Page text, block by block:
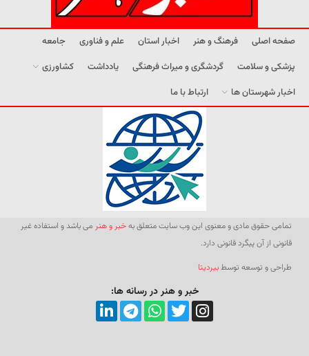
صفحه اصلی فرهنگ و هنر اخبار استان علم و فناوری
جامعه
پزشکی و سلامت
گردشگری و میراث فرهنگی یادداشت
کشاورزی
اخبار شهرستان ها
ارتباط با ما
تمامی حقوق مادی و معنوی این وب سایت متعلق بهخبر و هنر می باشد و استفاده غیر
قانونی از آن پیگرد قانونی دارد.
طراحی و توسعه توسطبیردیتا
خبر و هنر در رسانه ها: